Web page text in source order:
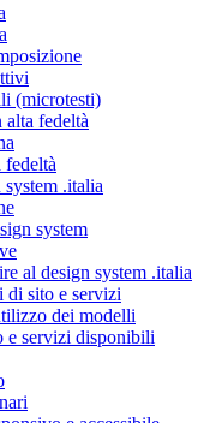
(microtesti)
alta fedeltà
.italia
system
al design system .italia
di sito e servizi
dei modelli
e servizi disponibili